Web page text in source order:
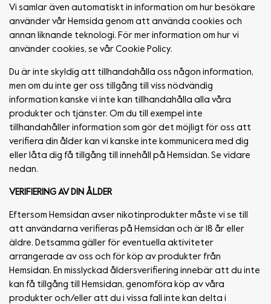
Vi samlar även automatiskt in information om hur besökare
använder vår Hemsida genom att använda cookies och
annan liknande teknologi. För mer information om hur vi
använder cookies, se vår Cookie Policy.
Du är inte skyldig att tillhandahålla oss någon information,
men om du inte ger oss tillgång till viss nödvändig
information kanske vi inte kan tillhandahålla alla våra
produkter och tjänster. Om du till exempel inte
tillhandahåller information som gör det möjligt för oss att
verifiera din ålder kan vi kanske inte kommunicera med dig
eller låta dig få tillgång till innehåll på Hemsidan. Se vidare
nedan.
VERIFIERING AV DIN ÅLDER
Eftersom Hemsidan avser nikotinprodukter måste vi se till
att användarna verifieras på Hemsidan och är 18 år eller
äldre. Detsamma gäller för eventuella aktiviteter
arrangerade av oss och för köp av produkter från
Hemsidan. En misslyckad åldersverifiering innebär att du inte
kan få tillgång till Hemsidan, genomföra köp av våra
produkter och/eller att du i vissa fall inte kan delta i